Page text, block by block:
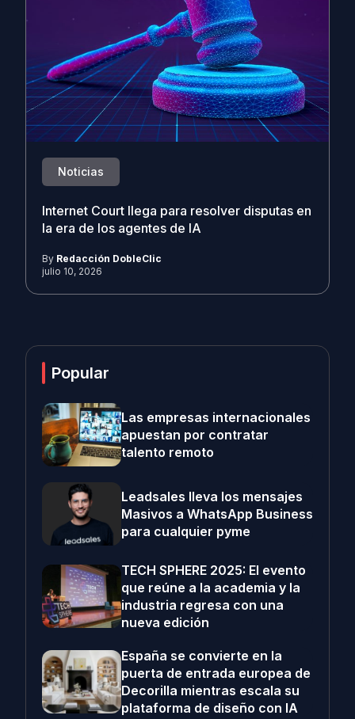
Noticias
Internet Court llega para resolver disputas en
la era de los agentes de IA
By Redacción DobleClic
julio 10, 2026
Popular
Las empresas internacionales
apuestan por contratar
talento remoto
Leadsales lleva los mensajes
Masivos a WhatsApp Business
para cualquier pyme
TECH SPHERE 2025: El evento
que reúne a la academia y la
industria regresa con una
nueva edición
España se convierte en la
puerta de entrada europea de
Decorilla mientras escala su
plataforma de diseño con IA